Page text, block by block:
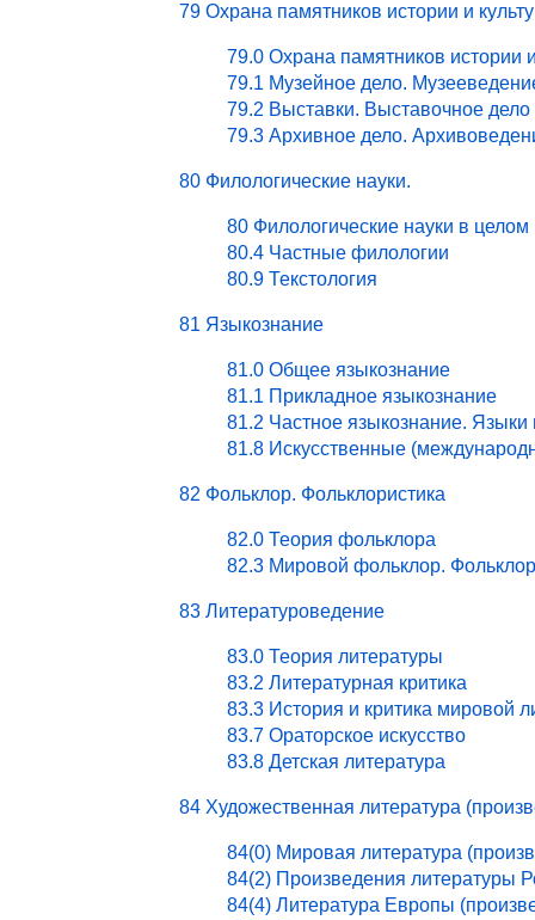
79 Охрана памятников истории и
79.0 Охрана памятников истории
79.1 Музейное дело.
79.2 Выставки. Выставочное дело
79.3 Архивное дело.
80 Филологические науки.
80 Филологические науки в целом
80.4 Частные филологии
80.9 Текстология
81 Языкознание
81.0 Общее языкознание
81.1 Прикладное языкознание
81.2 Частное языкознание. Языки
81.8 Искусственные
82 Фольклор. Фольклористика
82.0 Теория фольклора
82.3 Мировой фольклор.
83 Литературоведение
83.0 Теория литературы
83.2 Литературная критика
83.3 История и критика мировой
83.7 Ораторское искусство
83.8 Детская литература
84 Художественная литература
84(0) Мировая литература
84(2) Произведения литературы
84(4) Литература Европы